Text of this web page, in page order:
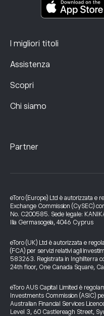
I migliori titoli
Assistenza
Scopri
Chi siamo
Partner
eToro (Europe) Ltd è autorizzata e
Exchange Commission (CySEC)
No. C200585. Sede legale:
Ilia Germasogeia, 4046 Cyprus
eToro (UK) Ltd è autorizzata e
(FCA) per servizi relativi agli
583263. Registrata in Inghilterra
24th floor, One Canada Square,
eToro AUS Capital Limited è
Investments Commission (ASIC)
Australian Financial Services
Level 3, 60 Castlereagh Street,